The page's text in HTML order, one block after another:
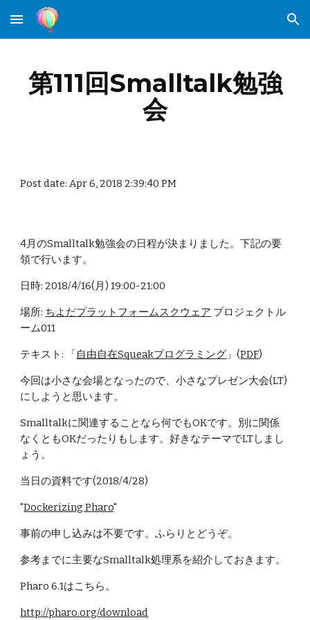
Skip to main content Skip to navigation
第111回Smalltalk勉強
会
Post date: Apr 6, 2018 2:39:40 PM
4月のSmalltalk勉強会の日程が決まりました。下記の要
領で行います。
日時: 2018/4/16(月) 19:00-21:00
場所: ちよだプラットフォームスクウェア プロジェクトル
ーム011
テキスト: 「自由自在Squeakプログラミング 」(PDF)
今回は小さな会場となったので、小さなプレゼン大会(LT)
にしようと思います。
Smalltalkに関連することなら何でもOKです。別に関係
なくともOKだったりもします。好きなテーマでLTしまし
ょう。
当日の資料です(2018/4/28)
"Dockerizing Pharo"
事前の申し込みは不要です。ふらりとどうぞ。
参考までに主要なSmalltalk処理系を紹介しておきます。
Pharo 6.1はこちら。
http://pharo.org/download